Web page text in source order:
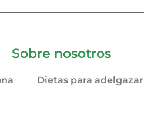
Sobre nosotros
Dietas para adelgazar